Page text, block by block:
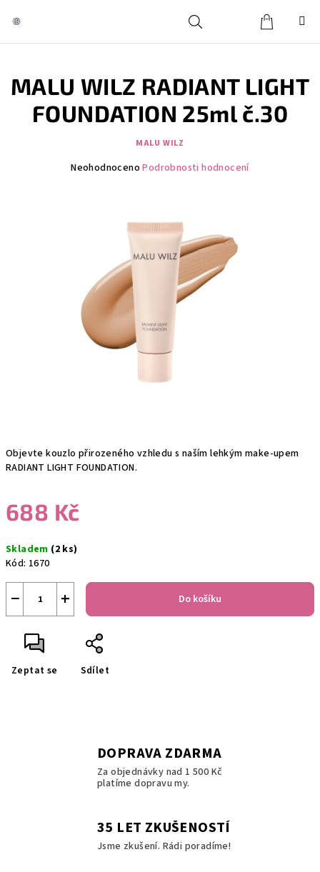
HledatPřihlášeníKošík
Objevte kouzlo přirozeného vzhledu s naším lehkým make-upem
RADIANT LIGHT FOUNDATION.
688 Kč
cena:
Skladem (2 ks)
Kód: 1670
+
− Do košíku
Zeptat se Sdílet
MALU WILZ RADIANT LIGHT
FOUNDATION 25ml č.30
MALU WILZ
Průměrné
hvězdiček.
Neohodnoceno Podrobnosti hodnocení
DOPRAVA ZDARMA
Za objednávky nad 1 500 Kč
platíme dopravu my.
35 LET ZKUŠENOSTÍ
Jsme zkušení. Rádi poradíme!